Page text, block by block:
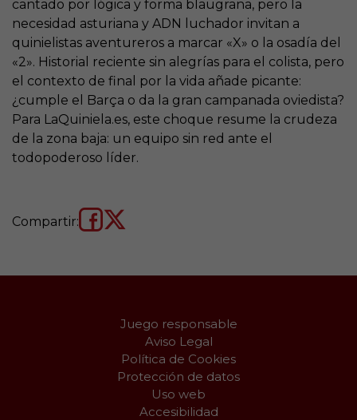
cantado por lógica y forma blaugrana, pero la
necesidad asturiana y ADN luchador invitan a
quinielistas aventureros a marcar «X» o la osadía del
«2». Historial reciente sin alegrías para el colista, pero
el contexto de final por la vida añade picante:
¿cumple el Barça o da la gran campanada oviedista?
Para LaQuiniela.es, este choque resume la crudeza
de la zona baja: un equipo sin red ante el
todopoderoso líder.
Compartir:
Juego responsable
Aviso Legal
Política de Cookies
Protección de datos
Uso web
Accesibilidad